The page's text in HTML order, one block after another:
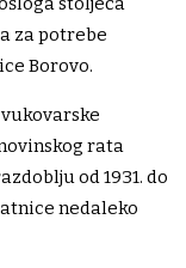
za potrebe
Borovo.
rata
od 1931. do
nedaleko